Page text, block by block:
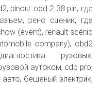
pinout obd 2 38 pin, где
рено сценик, где
(event), renault scénic
company), obd2
грузовых,
аутоком, cdp pro,
авто, бешеный электрик,